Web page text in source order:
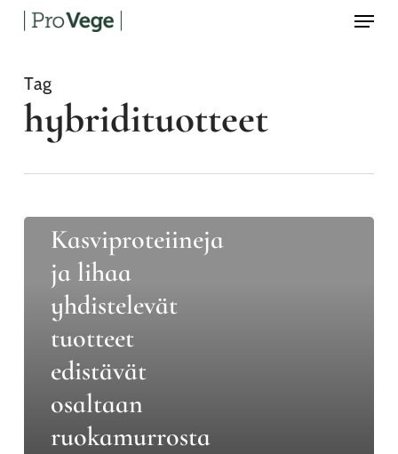
Skip
content
Menu
Tag
hybridituotteet
Kasviproteiineja
lihaa
yhdistelevät
tuotteet
edistävät
osaltaan
ruokamurrosta
Kasviproteiineja
ja lihaa
yhdistelevät
tuotteet
edistävät
osaltaan
ruokamurrosta